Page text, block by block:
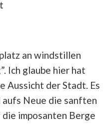
an windstillen
Ich glaube hier hat
Aussicht der Stadt. Es
Neue die sanften
die imposanten Berge